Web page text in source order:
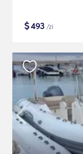
$493 /zi